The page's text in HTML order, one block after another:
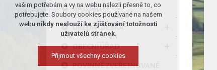
AKTUALITY
ÚŘEDNÍ DESKA
OBECNÍ ÚŘAD
POVINNĚ ZVEŘEJŇOVANÉ
vašim potřebám a vy na webu nalezli přesně to, co
potřebujete. Soubory cookies používané na našem
webu nikdy neslouží ke zjišťování totožnosti
uživatelů stránek.
Přijmout všechny cookies